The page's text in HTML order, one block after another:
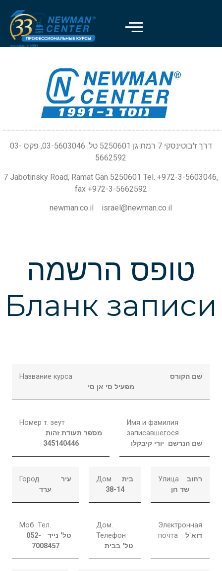
דרך ז'בוטינסקי 7 רמת גן 5250601 טל. 03-5603046, פקס 03-
5662592
7 Jabotinsky Road, Ramat Gan 5250601 Tel. +972-3-5603046,
fax +972-3-5662592
newman.co.il israel@newman.co.il
טופס הרשמה
Бланк записи
Название курса
שם הקורס
מפעיל סי אן סי
Номер т. зеут
מספר תעודת זהות
345140446
Имя и фамилия
записавшегося
שם הנרשם יורי קיבקלו
Город
עיר
ערד
Дом
בית
38-14
Улица
רחוב
שד חן
Моб. Тел.
טל' נייד
052-
7008457
Дом.
Телефон
טל' בבית
Электронная
почта
דוא"ל